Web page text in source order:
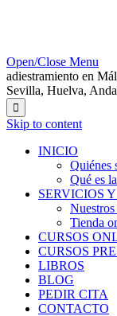
Open/Close Menu
adiestramiento en
Sevilla, Huelva,

Skip to content
INICIO
Quiénes
Qué es
SERVICIOS
Tienda
CURSOS
CURSOS
LIBROS
BLOG
PEDIR CITA
CONTACTO